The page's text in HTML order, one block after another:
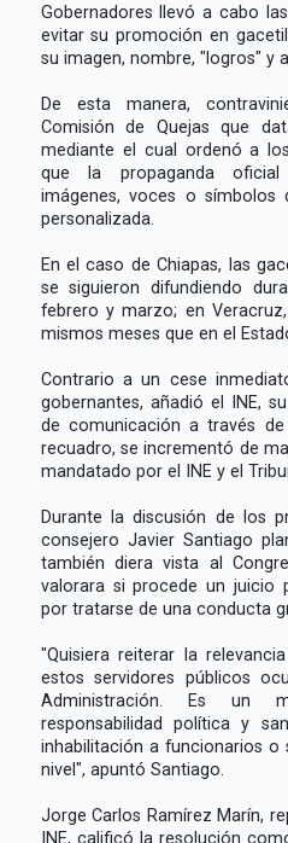
Gobernadores llevó a cabo
evitar su promoción en
su imagen, nombre, "logros" y
De esta manera,
Comisión de Quejas que
mediante el cual ordenó a
que la propaganda
imágenes, voces o símbolos
personalizada.
En el caso de Chiapas, las
se siguieron difundiendo
febrero y marzo; en
mismos meses que en el
Contrario a un cese
gobernantes, añadió el INE,
de comunicación a través
recuadro, se incrementó de
mandatado por el INE y el
Durante la discusión de los
consejero Javier Santiago
también diera vista al
valorara si procede un juicio
por tratarse de una conducta
"Quisiera reiterar la
estos servidores públicos
Administración. Es un
responsabilidad política y
inhabilitación a funcionarios o
nivel", apuntó Santiago.
Jorge Carlos Ramírez Marín,
INE, calificó la resolución